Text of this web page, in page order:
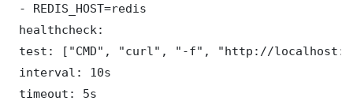
- REDIS_HOST=redis
healthcheck:
test: ["CMD", "curl", "-f", "http://
interval: 10s
timeout: 5s